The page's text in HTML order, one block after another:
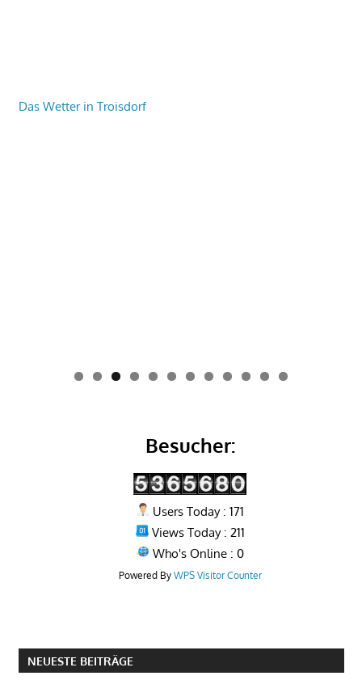
Das Wetter in Troisdorf
0 1 2
Besucher:
Users Today : 171
Views Today : 211
Who's Online : 0
Powered By WPS Visitor Counter
NEUESTE BEITRÄGE